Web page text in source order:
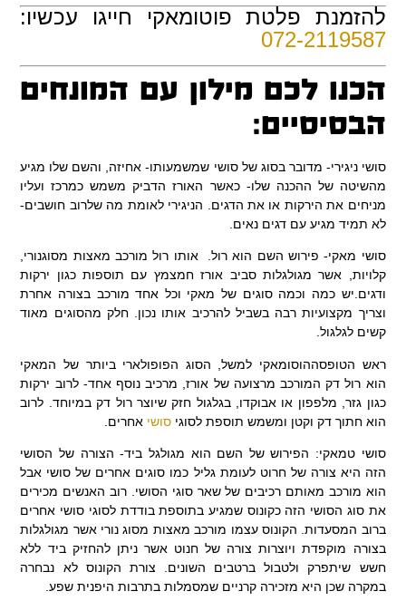
להזמנת פלטת פוטומאקי חייגו עכשיו:
072-2119587
הכנו לכם מילון עם המונחים
הבסיסיים:
סושי ניגירי- מדובר בסוג של סושי שמשמעותו- אחיזה, והשם שלו מגיע
מהשיטה של ההכנה שלו- כאשר האורז הדביק משמש כמרכז ועליו
מניחים את הירקות או את הדגים. הניגירי לאומת מה שלרוב חושבים-
לא תמיד מגיע עם דגים נאים.
סושי מאקי- פירוש השם הוא רול. אותו רול מורכב מאצות מסוגנורי,
קלויות, אשר מגולגלות סביב אורז חמצמץ עם תוספות כגון ירקות
ודגים.יש כמה וכמה סוגים של מאקי וכל אחד מורכב בצורה אחרת
וצריך מקצועיות רבה בשביל להרכיב אותו נכון. חלק מהסוגים מאוד
קשים לגלגול.
ראש הטופסההוסומאקי למשל, הסוג הפופולארי ביותר של המאקי
הוא רול דק המורכב מרצועה של אורז, מרכיב נוסף אחד- לרוב ירקות
כגון גזר, מלפפון או אבוקדו, בגלגול חזק שיוצר רול דק במיוחד. לרוב
הוא חתוך דק וקטן ומשמש תוספת לסוגיסושי אחרים.
סושי טמאקי: הפירוש של השם הוא מגולגל ביד- הצורה של הסושי
הזה היא צורה של חרוט לעומת גליל כמו סוגים אחרים של סושי אבל
הוא מורכב מאותם רכיבים של שאר סוגי הסושי. רוב האנשים מכירים
את סוג הסושי הזה כקונוס שמגיע בתוספת בודדת לסוגי סושי אחרים
ברוב המסעדות. הקונוס עצמו מורכב מאצות מסוג נורי אשר מגולגלות
בצורה מוקפדת ויוצרות צורה של חנוט אשר ניתן להחזיק ביד ללא
חשש שיתפרק ולטבול ברטבים השונים. צורת הקונוס לא נבחרה
במקרה שכן היא מזכירה קרניים שמסמלות בתרבות היפנית שפע.